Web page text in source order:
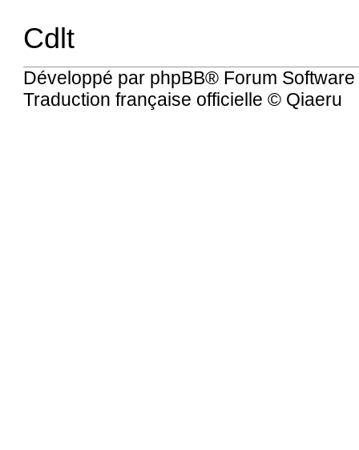
Cdlt
Développé par phpBB® Forum
Traduction française officielle © Qiaeru